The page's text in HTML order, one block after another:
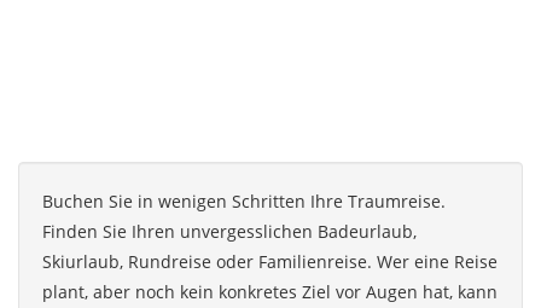
Buchen Sie in wenigen Schritten Ihre Traumreise.
Finden Sie Ihren unvergesslichen Badeurlaub,
Skiurlaub, Rundreise oder Familienreise. Wer eine Reise
plant, aber noch kein konkretes Ziel vor Augen hat, kann